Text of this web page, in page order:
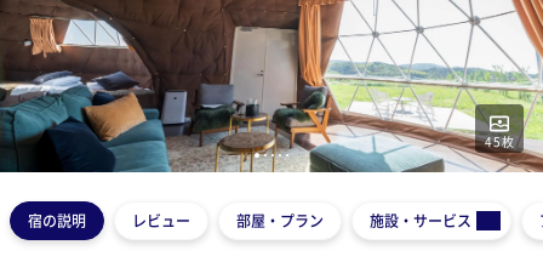
45枚
12345
宿の説明 レビュー 部屋・プラン 施設・サービス